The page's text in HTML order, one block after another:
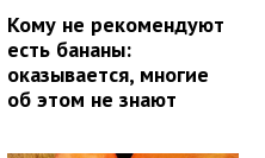
Кому не рекомендуют
есть бананы:
оказывается, многие
об этом не знают